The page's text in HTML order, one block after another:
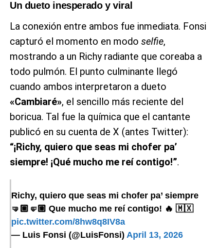
Un dueto inesperado y viral
La conexión entre ambos fue inmediata. Fonsi
capturó el momento en modo selfie,
mostrando a un Richy radiante que coreaba a
todo pulmón. El punto culminante llegó
cuando ambos interpretaron a dueto
«Cambiaré», el sencillo más reciente del
boricua. Tal fue la química que el cantante
publicó en su cuenta de X (antes Twitter):
“¡Richy, quiero que seas mi chofer pa’
siempre! ¡Qué mucho me reí contigo!”.
Richy, quiero que seas mi chofer pa’ siempre
🤜🏼🤛🏼 Que mucho me reí contigo! 🔥 🇲🇽
pic.twitter.com/8hw8q8IV8a
— Luis Fonsi (@LuisFonsi) April 13, 2026